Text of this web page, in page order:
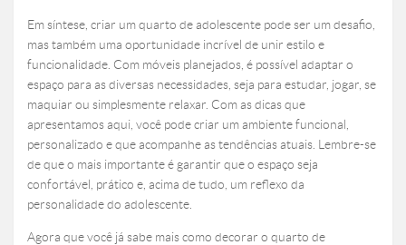
Em síntese, criar um quarto de adolescente pode ser um desafio,
mas também uma oportunidade incrível de unir estilo e
funcionalidade. Com móveis planejados, é possível adaptar o
espaço para as diversas necessidades, seja para estudar, jogar, se
maquiar ou simplesmente relaxar. Com as dicas que
apresentamos aqui, você pode criar um ambiente funcional,
personalizado e que acompanhe as tendências atuais. Lembre-se
de que o mais importante é garantir que o espaço seja
confortável, prático e, acima de tudo, um reflexo da
personalidade do adolescente.
Agora que você já sabe mais como decorar o quarto de